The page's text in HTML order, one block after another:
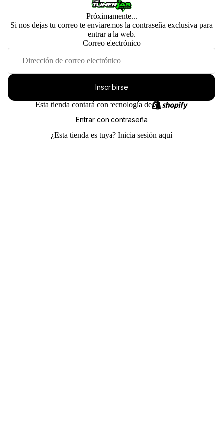
Próximamente...
Si nos dejas tu correo te enviaremos la contraseña exclusiva para
entrar a la web.
Correo electrónico
Inscribirse
Esta tienda contará con tecnología de
Entrar con contraseña
¿Esta tienda es tuya? Inicia sesión aquí